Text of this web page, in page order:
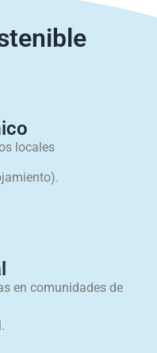
locales
en comunidades de